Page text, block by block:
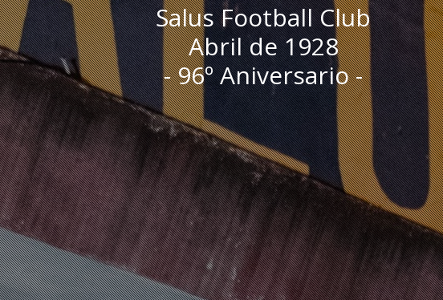
I
n
i
c
Salus Football Club
Abril de 1928
- 96º Aniversario -